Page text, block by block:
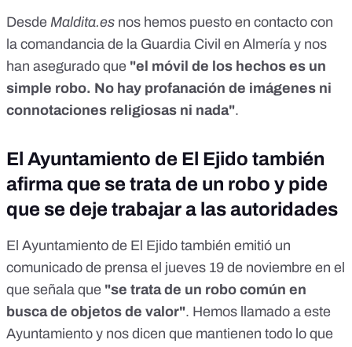
Desde Maldita.es nos hemos puesto en contacto con
la comandancia de la Guardia Civil en Almería y nos
han asegurado que "el móvil de los hechos es un
simple robo. No hay profanación de imágenes ni
connotaciones religiosas ni nada".
El Ayuntamiento de El Ejido también
afirma que se trata de un robo y pide
que se deje trabajar a las autoridades
El Ayuntamiento de El Ejido también emitió un
comunicado de prensa el jueves 19 de noviembre en el
que señala que "se trata de un robo común en
busca de objetos de valor". Hemos llamado a este
Ayuntamiento y nos dicen que mantienen todo lo que